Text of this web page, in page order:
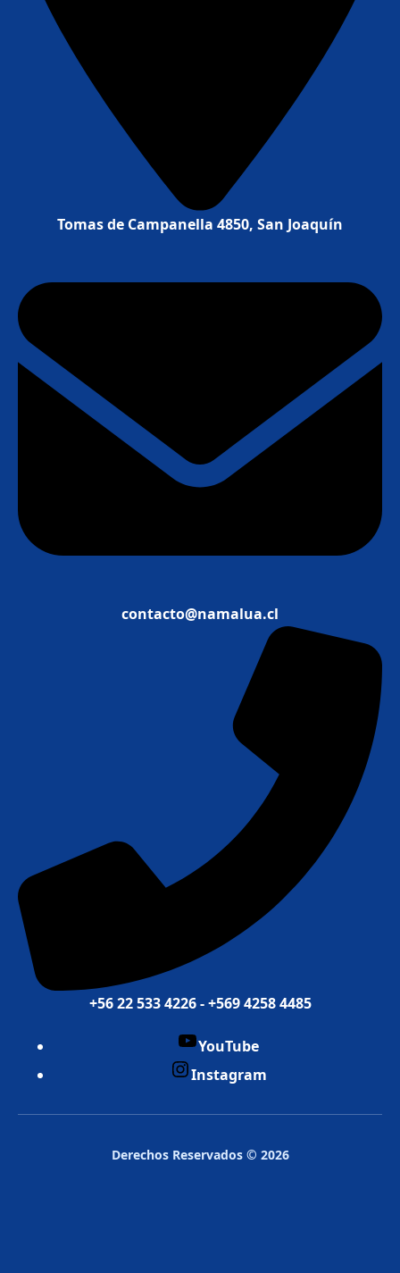
Tomas de Campanella 4850, San Joaquín
contacto@namalua.cl
+56 22 533 4226 - +569 4258 4485
YouTube
Instagram
Derechos Reservados © 2026